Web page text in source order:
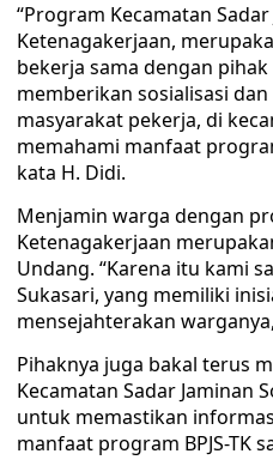
“Program Kecamatan Sadar
Ketenagakerjaan,
bekerja sama dengan
memberikan sosialisasi
masyarakat pekerja, di
memahami manfaat
kata H. Didi.
Menjamin warga dengan
Ketenagakerjaan
Undang. “Karena itu kami
Sukasari, yang memiliki
mensejahterakan
Pihaknya juga bakal terus
Kecamatan Sadar Jaminan
untuk memastikan
manfaat program BPJS-TK